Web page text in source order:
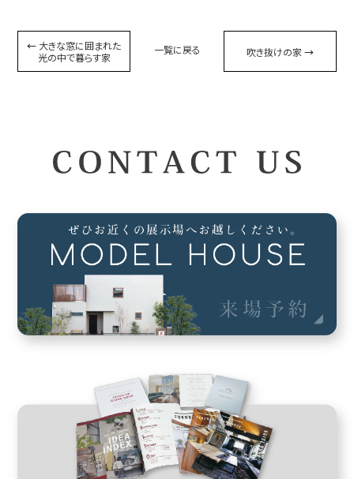
← 大きな窓に囲まれた
光の中で暮らす家
一覧に戻る 吹き抜けの家 →